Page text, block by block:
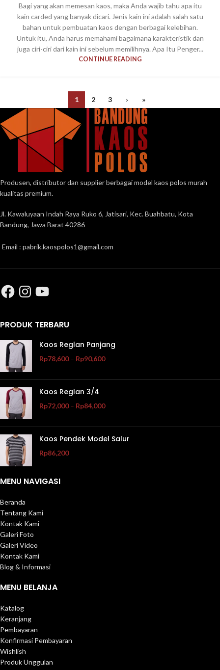
Bagi yang akan memesan kaos, maka Anda wajib tahu apa itu
kain carded yang banyak dicari. Jenis kain ini adalah salah satu
bahan untuk pembuatan kaos dengan berbagai kelebihan.
Untuk itu, Anda harus memahami bagaimana karakteristik dan
juga ciri-ciri dari kain ini sebelum memilihnya. Apa Itu Penger...
CONTINUE READING
1 2 3 › »
Produsen, distributor dan supplier berbagai model kaos polos murah
kualitas premium.
Jl. Kawaluyaan Indah Raya Ruko 6, Jatisari, Kec. Buahbatu, Kota
Bandung, Jawa Barat 40286
Email : pabrik.kaospolos1@gmail.com
PRODUK TERBARU
Kaos Reglan Panjang
Rp78,600 – Rp90,600
Kaos Reglan 3/4
Rp72,000 – Rp84,000
Kaos Pendek Model Salur
Rp86,200
MENU NAVIGASI
Beranda
Tentang Kami
Kontak Kami
Galeri Foto
Galeri Video
Kontak Kami
Blog & Informasi
MENU BELANJA
Katalog
Keranjang
Pembayaran
Konfirmasi Pembayaran
Wishlish
Produk Unggulan